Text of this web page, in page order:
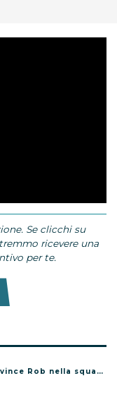
Se clicchi su
ricevere una
per te.
nella squadra di Paola Iezzi